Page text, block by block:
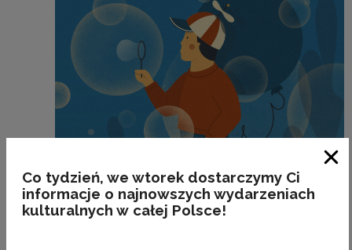
Co tydzień, we wtorek dostarczymy Ci
informacje o najnowszych wydarzeniach
kulturalnych w całej Polsce!